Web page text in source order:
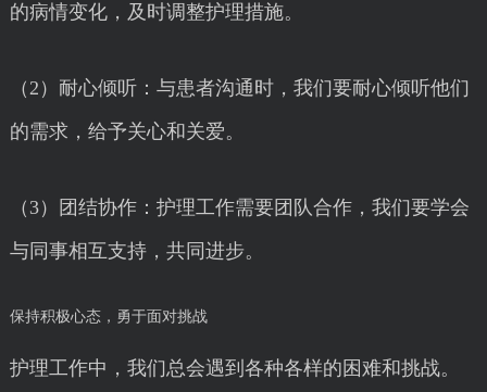
的病情变化，及时调整护理措施。
（2）耐心倾听：与患者沟通时，我们要耐心倾听他们
的需求，给予关心和关爱。
（3）团结协作：护理工作需要团队合作，我们要学会
与同事相互支持，共同进步。
保持积极心态，勇于面对挑战
护理工作中，我们总会遇到各种各样的困难和挑战。